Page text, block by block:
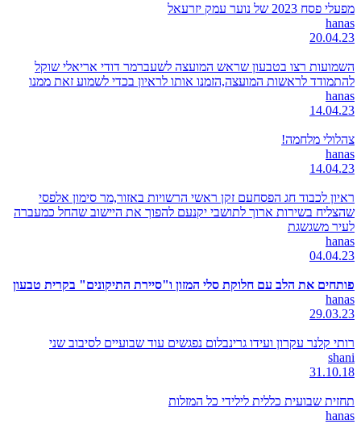
מפעלי פסח 2023 של נוער עמק יזרעאל
hanas
20.04.23
השמועות רצו בטבעון שראש המועצה לשעברמר דודי אריאלי שוקל
להתמודד לראשות המועצה,הזמנו אותו לראיון בכדי לשמוע זאת ממנו
hanas
14.04.23
צהלולי מלחמה!
hanas
14.04.23
ראיון לכבוד חג הפסחעם זקן ראשי הרשויות באזור,מר סימון אלפסי
שהצליח בשירות ארוך לתושבי יקנעם להפוך את היישוב שהחל כמעברה
לעיר משגשגת
hanas
04.04.23
פותחים את הלב עם חלוקת סלי המזון ו"סיירת התיקונים" בקרית טבעון
hanas
29.03.23
רותי קלנר עקרון ועידו גרינבלום נפגשים עוד שבועיים לסיבוב שני
shani
31.10.18
תחזית שבועית כללית לילידי כל המזלות
hanas